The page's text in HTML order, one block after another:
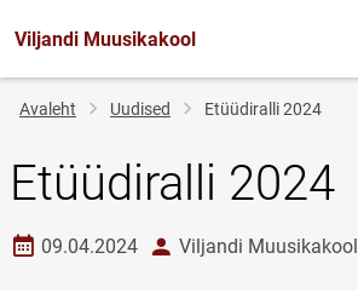
Viljandi Muusikakool
Jälglink
Avaleht Uudised Etüüdiralli 2024
Etüüdiralli 2024
Loomise kuupäev
09.04.2024 autorViljandi Muusikakool